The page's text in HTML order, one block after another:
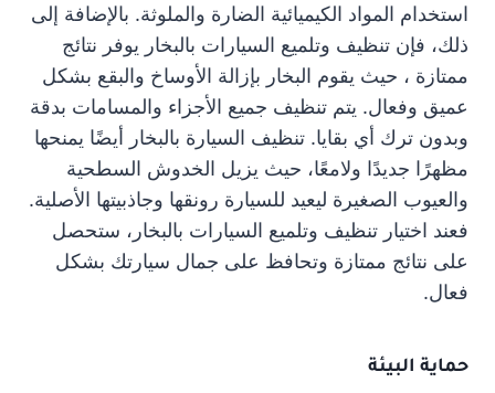
استخدام المواد الكيميائية الضارة والملوثة. بالإضافة إلى
ذلك، فإن تنظيف وتلميع السيارات بالبخار يوفر نتائج
ممتازة ، حيث يقوم البخار بإزالة الأوساخ والبقع بشكل
عميق وفعال. يتم تنظيف جميع الأجزاء والمسامات بدقة
وبدون ترك أي بقايا. تنظيف السيارة بالبخار أيضًا يمنحها
مظهرًا جديدًا ولامعًا، حيث يزيل الخدوش السطحية
والعيوب الصغيرة ليعيد للسيارة رونقها وجاذبيتها الأصلية.
فعند اختيار تنظيف وتلميع السيارات بالبخار، ستحصل
على نتائج ممتازة وتحافظ على جمال سيارتك بشكل
فعال.
حماية البيئة